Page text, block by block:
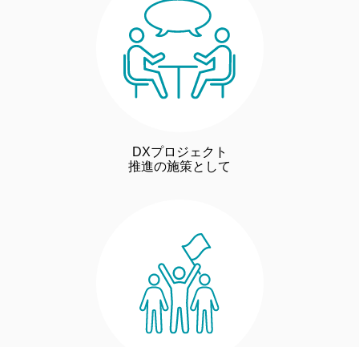
DXプロジェクト
推進の施策として